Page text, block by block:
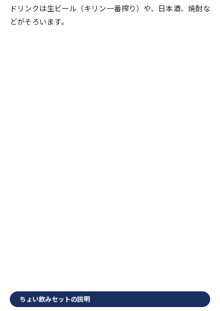
ドリンクは生ビール（キリン一番搾り）や、日本酒、焼酎な
どがそろいます。
ちょい飲みセットの説明